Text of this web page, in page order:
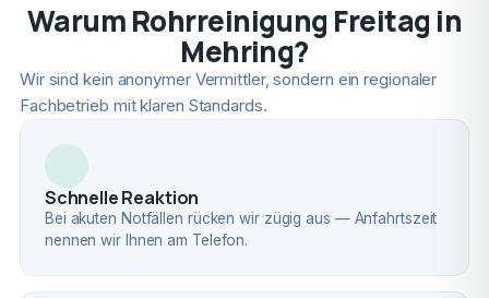
Warum Rohrreinigung Freitag in
Mehring?
Wir sind kein anonymer Vermittler, sondern ein regionaler
Fachbetrieb mit klaren Standards.
Schnelle Reaktion
Bei akuten Notfällen rücken wir zügig aus — Anfahrtszeit
nennen wir Ihnen am Telefon.